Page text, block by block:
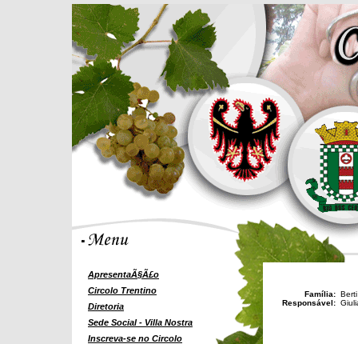
ApresentaÃ§Ã£o
Circolo Trentino
Diretoria
Sede Social - Villa Nostra
Inscreva-se no Circolo
Família:
Responsável:
Berti